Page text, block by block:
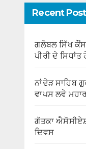
Recent
ਗਲੋਬਲ ਸਿੱਖ
ਪੀਰੀ ਦੇ
ਨਾਂਦੇੜ ਸਾਹਿਬ
ਵਾਪਸ ਲਵੇ
ਗੱਤਕਾ
ਦਿਵਸ